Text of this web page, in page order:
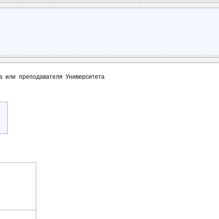
или преподавателя Университета